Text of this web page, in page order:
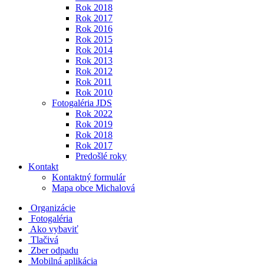
Rok 2018
Rok 2017
Rok 2016
Rok 2015
Rok 2014
Rok 2013
Rok 2012
Rok 2011
Rok 2010
Fotogaléria JDS
Rok 2022
Rok 2019
Rok 2018
Rok 2017
Predošlé roky
Kontakt
Kontaktný formulár
Mapa obce Michalová
Organizácie
Fotogaléria
Ako vybaviť
Tlačivá
Zber odpadu
Mobilná aplikácia